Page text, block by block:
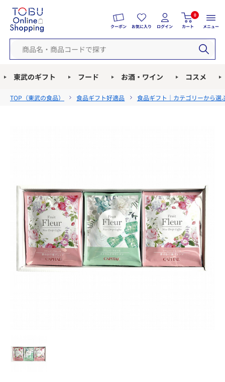
クーポン お気に入り ログイン
0
カート メニュー
東武のギフト フード お酒・ワイン コスメ
TOP（東武の食品） 食品ギフト好適品 食品ギフト｜カテゴリーから選